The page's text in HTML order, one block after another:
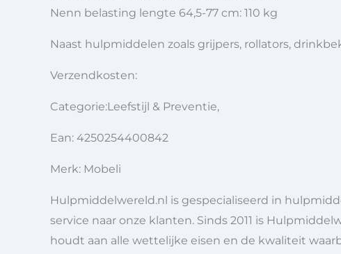
Nenn belasting lengte 64,5-77 cm: 110 kg
Naast hulpmiddelen zoals grijpers, rollators,
Verzendkosten:
Categorie:Leefstijl & Preventie,
Ean: 4250254400842
Merk: Mobeli
Hulpmiddelwereld.nl is gespecialiseerd in
service naar onze klanten. Sinds 2011 is
houdt aan alle wettelijke eisen en de kwaliteit